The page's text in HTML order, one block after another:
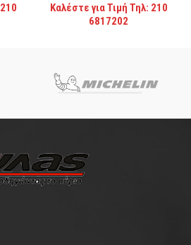
Καλέστε για Τιμή Τηλ: 210
6817202